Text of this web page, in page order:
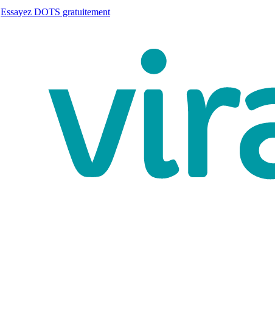
Essayez DOTS gratuitement